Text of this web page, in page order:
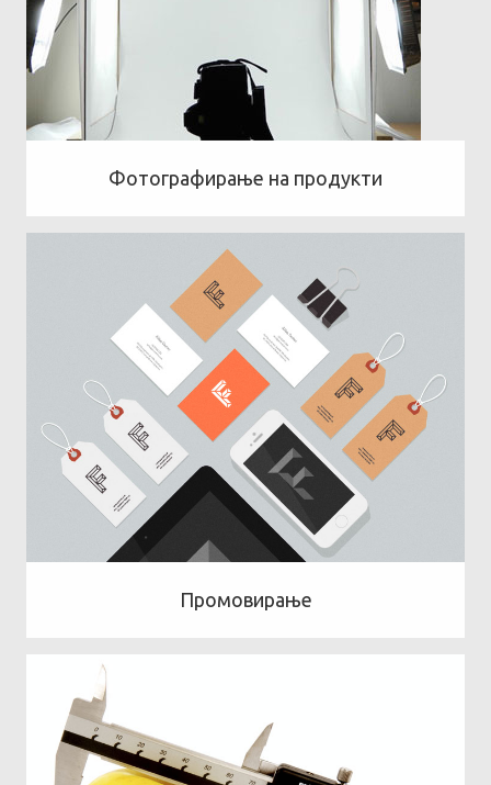
Фотографирање на продукти
Промовирање